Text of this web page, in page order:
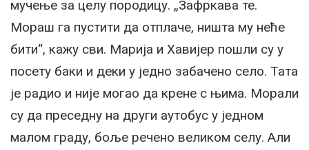
мучење за целу породицу. „Зафркава те.
Мораш га пустити да отплаче, ништа му неће
бити“, кажу сви. Марија и Хавијер пошли су у
посету баки и деки у једно забачено село. Тата
је радио и није могао да крене с њима. Морали
су да преседну на други аутобус у једном
малом граду, боље речено великом селу. Али